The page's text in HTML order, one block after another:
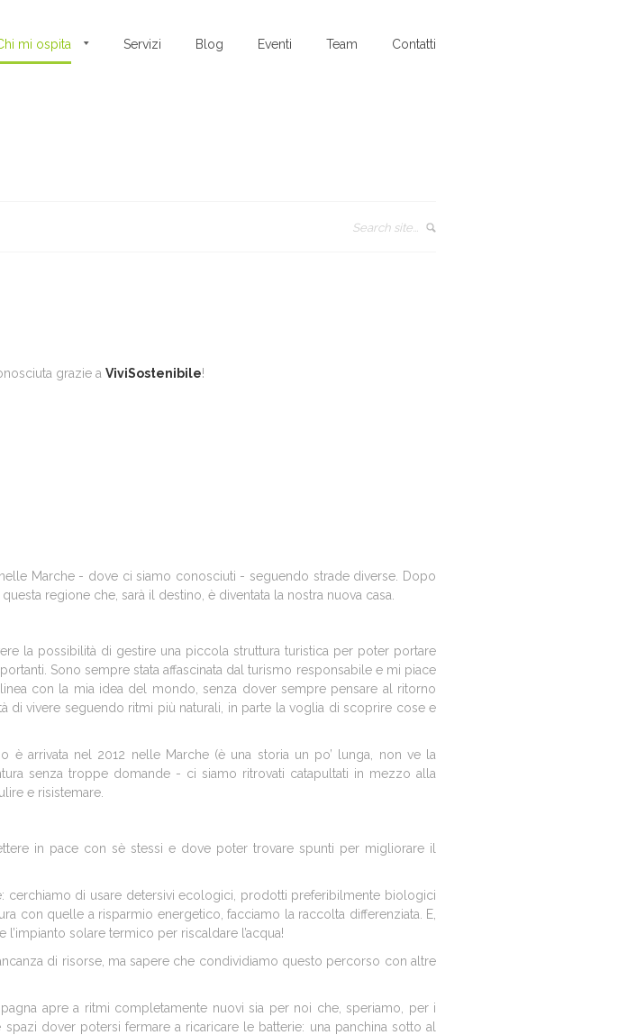
mi ospita Servizi Blog Eventi Team Contatti
grazie a ViviSostenibile!
Marche - dove ci siamo conosciuti - seguendo strade diverse. Dopo
regione che, sarà il destino, è diventata la nostra nuova casa.
la possibilità di gestire una piccola struttura turistica per poter portare
Sono sempre stata affascinata dal turismo responsabile e mi piace
con la mia idea del mondo, senza dover sempre pensare al ritorno
vivere seguendo ritmi più naturali, in parte la voglia di scoprire cose e
arrivata nel 2012 nelle Marche (è una storia un po’ lunga, non ve la
senza troppe domande - ci siamo ritrovati catapultati in mezzo alla
e risistemare.
in pace con sè stessi e dove poter trovare spunti per migliorare il
cerchiamo di usare detersivi ecologici, prodotti preferibilmente biologici
con quelle a risparmio energetico, facciamo la raccolta differenziata. E,
solare termico per riscaldare l’acqua!
di risorse, ma sapere che condividiamo questo percorso con altre
apre a ritmi completamente nuovi sia per noi che, speriamo, per i
dover potersi fermare a ricaricare le batterie: una panchina sotto al